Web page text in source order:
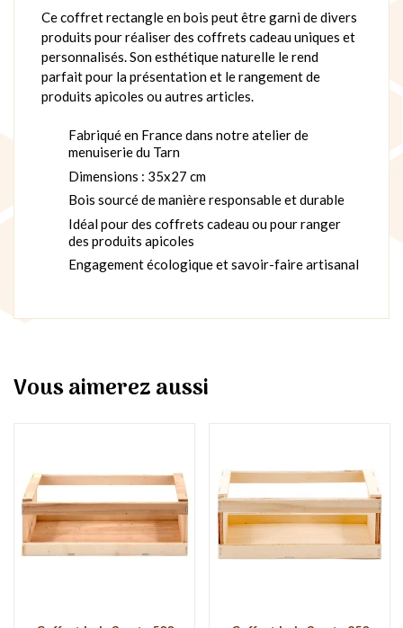
Ce coffret rectangle en bois peut être garni de divers
produits pour réaliser des coffrets cadeau uniques et
personnalisés. Son esthétique naturelle le rend
parfait pour la présentation et le rangement de
produits apicoles ou autres articles.
Fabriqué en France dans notre atelier de
menuiserie du Tarn
Dimensions : 35x27 cm
Bois sourcé de manière responsable et durable
Idéal pour des coffrets cadeau ou pour ranger
des produits apicoles
Engagement écologique et savoir-faire artisanal
Vous aimerez aussi